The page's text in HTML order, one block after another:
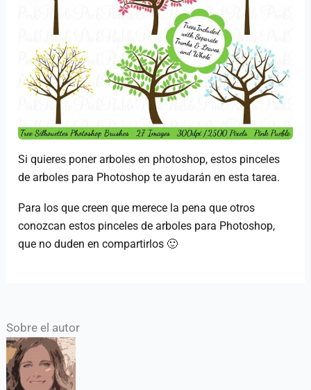
Si quieres poner arboles en photoshop, estos pinceles
de arboles para Photoshop te ayudarán en esta tarea.
Para los que creen que merece la pena que otros
conozcan estos pinceles de arboles para Photoshop,
que no duden en compartirlos 🙂
Sobre el autor